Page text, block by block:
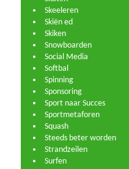
Skeeleren
Skiën ed
Skiken
Snowboarden
Social Media
Softbal
Spinning
Sponsoring
Sport naar Succes
Sportmetaforen
Squash
Steeds beter worden
Strandzeilen
Surfen